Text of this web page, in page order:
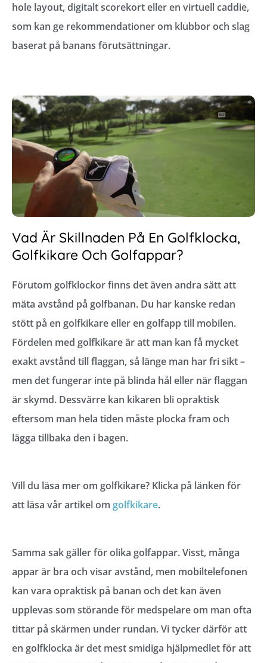
hole layout, digitalt scorekort eller en virtuell caddie,
som kan ge rekommendationer om klubbor och slag
baserat på banans förutsättningar.
Vad Är Skillnaden På En Golfklocka,
Golfkikare Och Golfappar?
Förutom golfklockor finns det även andra sätt att
mäta avstånd på golfbanan. Du har kanske redan
stött på en golfkikare eller en golfapp till mobilen.
Fördelen med golfkikare är att man kan få mycket
exakt avstånd till flaggan, så länge man har fri sikt –
men det fungerar inte på blinda hål eller när flaggan
är skymd. Dessvärre kan kikaren bli opraktisk
eftersom man hela tiden måste plocka fram och
lägga tillbaka den i bagen.
Vill du läsa mer om golfkikare? Klicka på länken för
att läsa vår artikel om golfkikare.
Samma sak gäller för olika golfappar. Visst, många
appar är bra och visar avstånd, men mobiltelefonen
kan vara opraktisk på banan och det kan även
upplevas som störande för medspelare om man ofta
tittar på skärmen under rundan. Vi tycker därför att
en golfklocka är det mest smidiga hjälpmedlet för att